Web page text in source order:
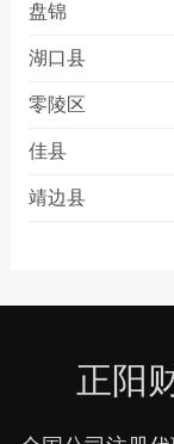
盘锦
湖口县
零陵区
佳县
靖边县
正阳